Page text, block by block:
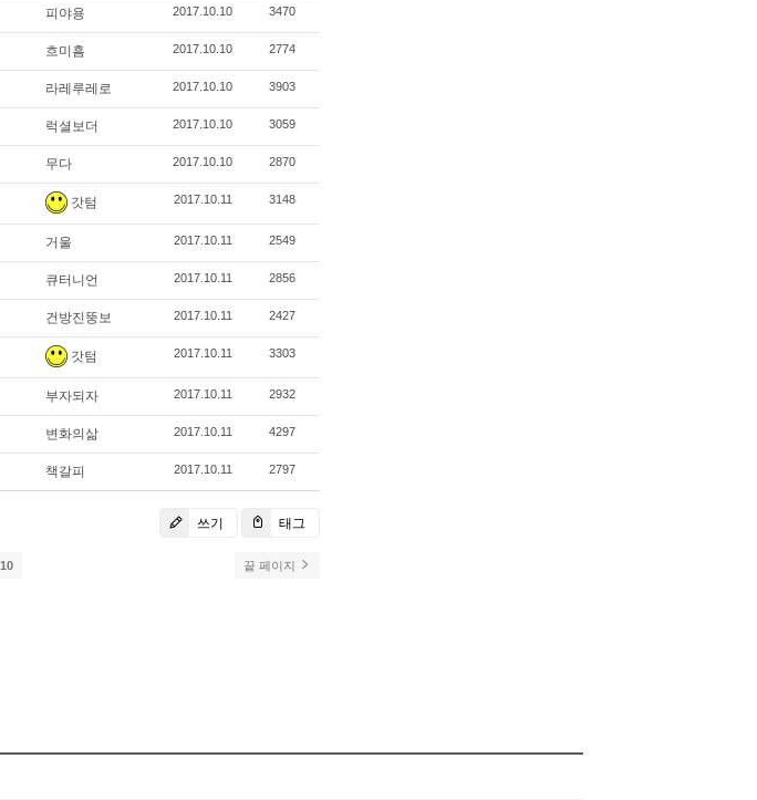
피야용 2017.10.10 3470
흐미흠 2017.10.10 2774
라레루레로 2017.10.10 3903
럭셜보더 2017.10.10 3059
무다 2017.10.10 2870
갓텀 2017.10.11 3148
거울 2017.10.11 2549
큐터니언 2017.10.11 2856
건방진뚱보 2017.10.11 2427
갓텀 2017.10.11 3303
부자되자 2017.10.11 2932
변화의삶 2017.10.11 4297
책갈피 2017.10.11 2797
쓰기 태그
10 끝 페이지